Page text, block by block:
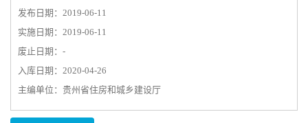
发布日期：2019-06-11
实施日期：2019-06-11
废止日期：-
入库日期：2020-04-26
主编单位：贵州省住房和城乡建设厅